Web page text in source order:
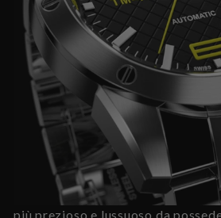
più prezioso e lussuoso da